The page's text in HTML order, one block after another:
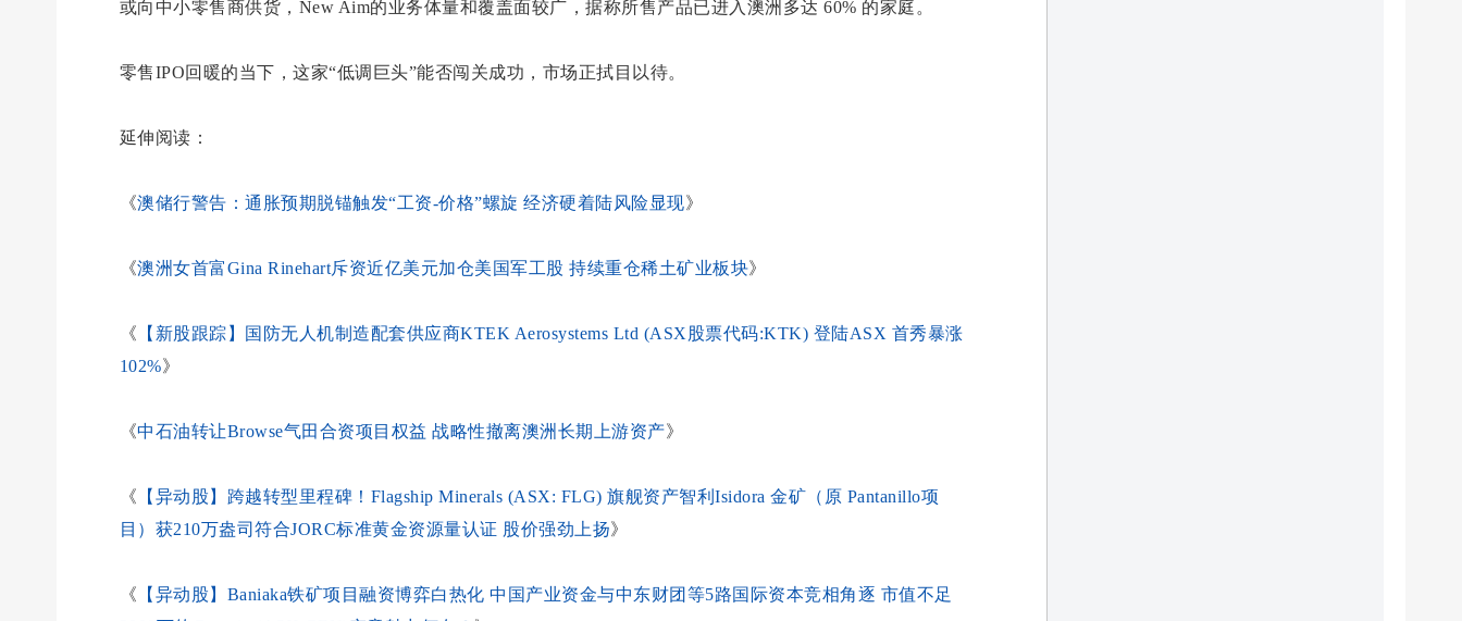
或向中小零售商供货，New Aim的业务体量和覆盖面较广，据称所售产品已进入澳洲多达 60% 的家庭。
零售IPO回暖的当下，这家“低调巨头”能否闯关成功，市场正拭目以待。
延伸阅读：
《澳储行警告：通胀预期脱锚触发“工资-价格”螺旋 经济硬着陆风险显现》
《澳洲女首富Gina Rinehart斥资近亿美元加仓美国军工股 持续重仓稀土矿业板块》
《 【新股跟踪】国防无人机制造配套供应商KTEK Aerosystems Ltd (ASX股票代码:KTK) 登陆ASX 首秀暴涨
102%》
《中石油转让Browse气田合资项目权益 战略性撤离澳洲长期上游资产》
《 【异动股】跨越转型里程碑！Flagship Minerals (ASX: FLG) 旗舰资产智利Isidora 金矿（原 Pantanillo项
目）获210万盎司符合JORC标准黄金资源量认证 股价强劲上扬》
《 【异动股】Baniaka铁矿项目融资博弈白热化 中国产业资金与中东财团等5路国际资本竞相角逐 市值不足